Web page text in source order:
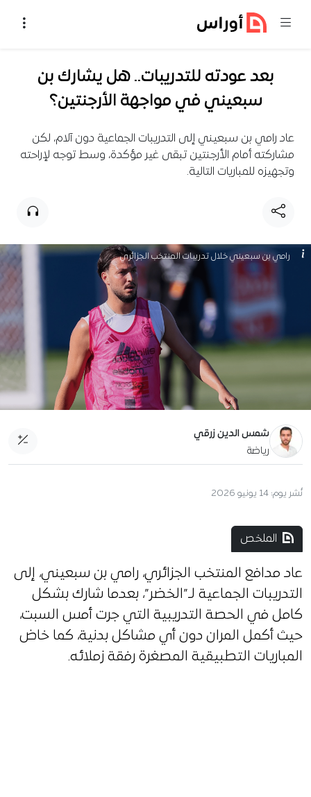
بعد عودته للتدريبات.. هل يشارك بن
سبعيني في مواجهة الأرجنتين؟
عاد رامي بن سبعيني إلى التدريبات الجماعية دون آلام، لكن
مشاركته أمام الأرجنتين تبقى غير مؤكدة، وسط توجه لإراحته
وتجهيزه للمباريات التالية.
رامي بن سبعيني خلال تدريبات المنتخب الجزائري
شمس الدين زرقي
رياضة
نُشر يوم: 14 يونيو 2026
الملخص
عاد مدافع المنتخب الجزائري، رامي بن سبعيني، إلى
التدريبات الجماعية لـ”الخضر”، بعدما شارك بشكل
كامل في الحصة التدريبية التي جرت أمس السبت،
حيث أكمل المران دون أي مشاكل بدنية، كما خاض
المباريات التطبيقية المصغرة رفقة زملائه.